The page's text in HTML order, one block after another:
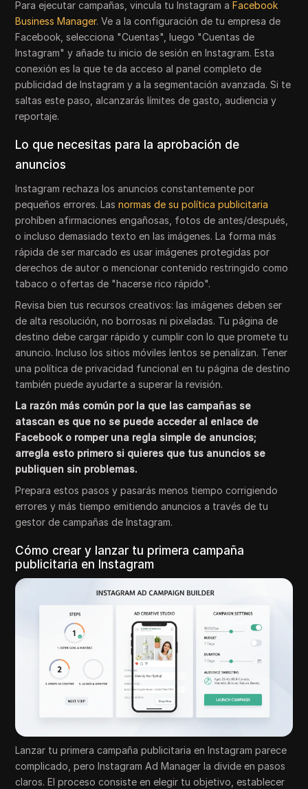
Para ejecutar campañas, vincula tu Instagram aFacebook
Business Manager. Ve a la configuración de tu empresa de
Facebook, selecciona "Cuentas", luego "Cuentas de
Instagram" y añade tu inicio de sesión en Instagram. Esta
conexión es la que te da acceso al panel completo de
publicidad de Instagram y a la segmentación avanzada. Si te
saltas este paso, alcanzarás límites de gasto, audiencia y
reportaje.
Lo que necesitas para la aprobación de
anuncios
Instagram rechaza los anuncios constantemente por
pequeños errores. Lasnormas de su política publicitaria
prohíben afirmaciones engañosas, fotos de antes/después,
o incluso demasiado texto en las imágenes. La forma más
rápida de ser marcado es usar imágenes protegidas por
derechos de autor o mencionar contenido restringido como
tabaco o ofertas de "hacerse rico rápido".
Revisa bien tus recursos creativos: las imágenes deben ser
de alta resolución, no borrosas ni pixeladas. Tu página de
destino debe cargar rápido y cumplir con lo que promete tu
anuncio. Incluso los sitios móviles lentos se penalizan. Tener
una política de privacidad funcional en tu página de destino
también puede ayudarte a superar la revisión.
La razón más común por la que las campañas se
atascan es que no se puede acceder al enlace de
Facebook o romper una regla simple de anuncios;
arregla esto primero si quieres que tus anuncios se
publiquen sin problemas.
Prepara estos pasos y pasarás menos tiempo corrigiendo
errores y más tiempo emitiendo anuncios a través de tu
gestor de campañas de Instagram.
Cómo crear y lanzar tu primera campaña
publicitaria en Instagram
Lanzar tu primera campaña publicitaria en Instagram parece
complicado, pero Instagram Ad Manager la divide en pasos
claros. El proceso consiste en elegir tu objetivo, establecer